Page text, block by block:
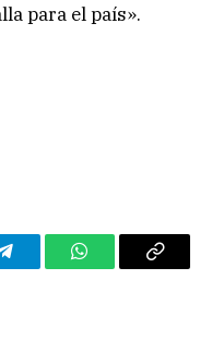
para el país».
TelegramWhatsAppCopy